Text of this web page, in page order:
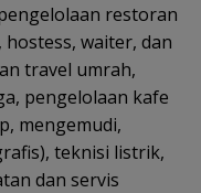
restoran
waiter, dan
travel umrah,
pengelolaan kafe
mengemudi,
teknisi listrik,
dan servis